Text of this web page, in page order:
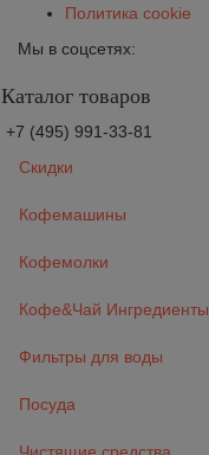
Политика cookie
Мы в соцсетях:
Каталог товаров
+7 (495) 991-33-81
Скидки
Кофемашины
Кофемолки
Кофе&Чай Ингредиенты
Фильтры для воды
Посуда